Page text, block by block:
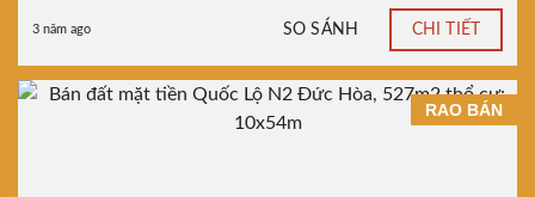
3 năm ago SO SÁNH CHI TIẾT
RAO BÁN